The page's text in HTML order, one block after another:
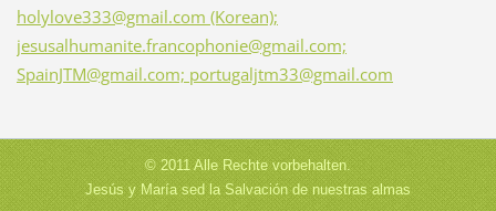
holylove333@gmail.com (Korean);
jesusalhumanite.francophonie@gmail.com;
SpainJTM@gmail.com; portugaljtm33@gmail.com
© 2011 Alle Rechte vorbehalten.
Jesús y María sed la Salvación de nuestras almas